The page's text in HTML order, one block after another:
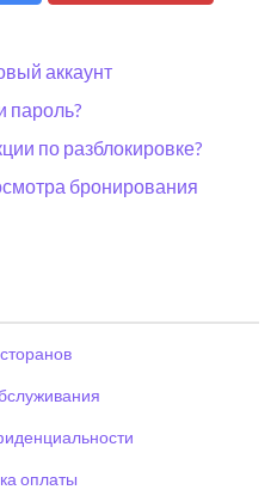
аккаунт
пароль?
по разблокировке?
бронирования
оплаты